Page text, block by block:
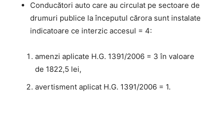
Conducători auto care au circulat pe sectoare de
drumuri publice la începutul cărora sunt instalate
indicatoare ce interzic accesul = 4:
amenzi aplicate H.G. 1391/2006 = 3 în valoare
de 1822,5 lei,
avertisment aplicat H.G. 1391/2006 = 1.